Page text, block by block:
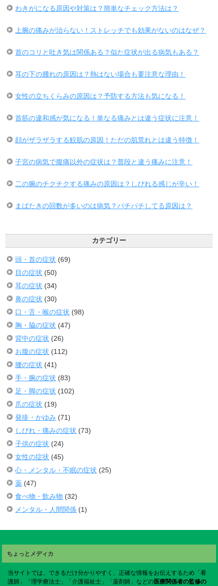
わきがになる原因や対策は？簡単なチェック方法は？
上腕の痛みが治らない！ストレッチでも効果がないのはなぜ？
首のコリと吐き気は関係ある？似た症状が出る病気もある？
耳の下の腫れの原因は？熱はない場合も要注意な理由！
女性の立ちくらみの原因は？予防する方法も気になる！
首筋の違和感が気になる！単なる痛みとは違う症状に注意！
顔がザラザラする鮫肌の原因！ただの肌荒れとは違う特徴！
子宮の病気で腹痛以外の症状は？普段と違う痛みに注意！
二の腕のチクチクする痛みの原因は？しびれる感じが辛い！
まばたきの回数が多いのは病気？パチパチしてる原因は？
カテゴリー
頭・首の症状 (69)
目の症状 (50)
耳の症状 (34)
鼻の症状 (30)
口・舌・喉の症状 (98)
胸・脇の症状 (47)
背中の症状 (26)
お腹の症状 (112)
腰の症状 (41)
手・腕の症状 (83)
足・脚の症状 (102)
爪の症状 (19)
発疹・かゆみ (71)
しびれ・痛みの症状 (73)
子供の症状 (24)
女性の症状 (45)
心・メンタル・不眠の症状 (25)
薬 (47)
食べ物・飲み物 (32)
メンタル・人間関係 (1)
ちょっとメディカ
当サイトでは、できるだけ分かりやすく、正確な情報をお伝えするため「看
護師」「理学療法士」「介護福祉士」「薬剤師」などの医療関係者の監修の